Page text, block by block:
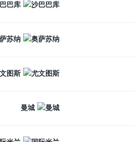
巴库
苏纳
图斯
曼城